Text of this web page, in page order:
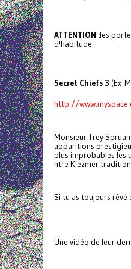
ATTENTION :les
d'habitude.
Secret Chiefs 3 (Ex-
http://
Monsieur Trey
apparitions
plus improbables les
ntre Klezmer
Si tu as toujours
Une vidéo de leur